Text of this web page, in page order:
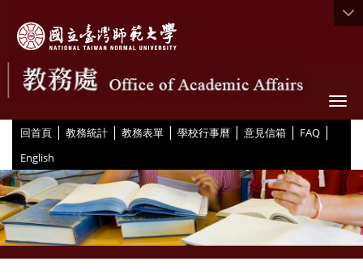
回首頁 | 教務統計 | 教務表單 | 學校行事曆 | 意見信箱 | FAQ |
English